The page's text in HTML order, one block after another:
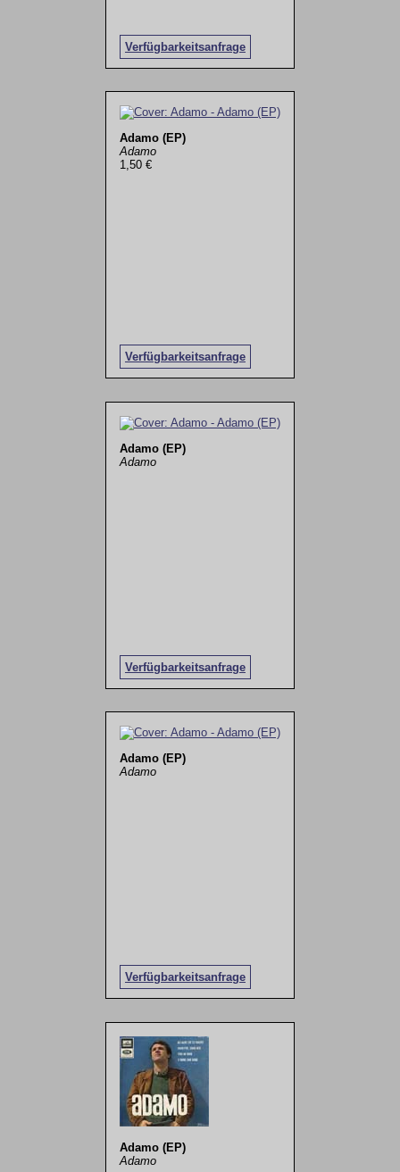
Verfügbarkeitsanfrage
Adamo (EP)
Adamo
1,50 €
Verfügbarkeitsanfrage
Adamo (EP)
Adamo
Verfügbarkeitsanfrage
Adamo (EP)
Adamo
Verfügbarkeitsanfrage
Adamo (EP)
Adamo